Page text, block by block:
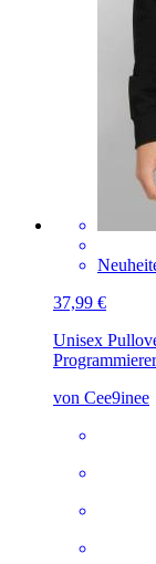
37,99 €
Unisex
Programmierer
von Cee9inee